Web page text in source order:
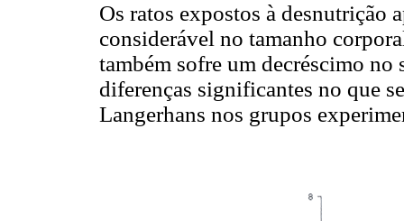
Os ratos expostos à desnutrição
considerável no tamanho
também sofre um decréscimo no
diferenças significantes no que
Langerhans nos grupos